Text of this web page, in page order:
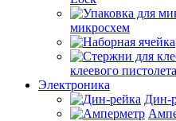
микросхем
клеевого пистолета
Электроника
Дин-